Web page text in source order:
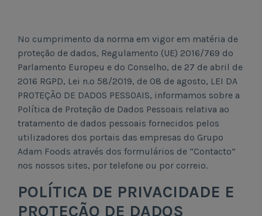
No cumprimento da norma em vigor em matéria de
proteção de dados, Regulamento (UE) 2016/769 do
Parlamento Europeu e do Conselho, de 27 de abril de
2016 RGPD, Lei n.º 58/2019, de 08 de agosto, LEI DA
PROTEÇÃO DE DADOS PESSOAIS, informamos sobre a
Política de Proteção de Dados Pessoais relativa ao
tratamento de dados pessoais fornecidos pelos
utilizadores dos portais das empresas do Grupo
Adam Foods através dos formulários de “Contacto”
nos nossos sites, por telefone ou por correio.
POLÍTICA DE PRIVACIDADE E
PROTEÇÃO DE DADOS